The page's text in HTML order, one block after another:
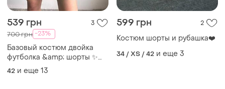
топ цена
42 и еще 13
ТОП объявлений